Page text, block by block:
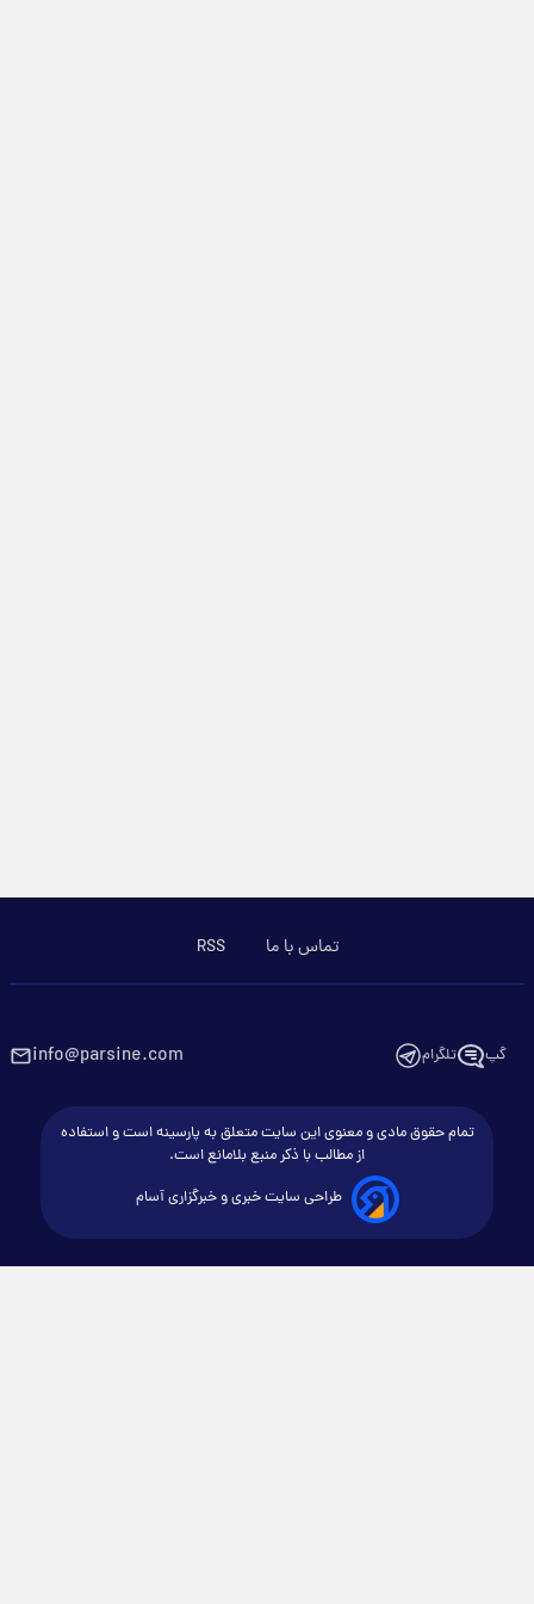
تماس با ما RSS
گپ تلگرام info@parsine.com
تمام حقوق مادی و معنوی این سایت متعلق به پارسینه است و استفاده
از مطالب با ذکر منبع بلامانع است.
طراحی سایت خبری و خبرگزاری آسام